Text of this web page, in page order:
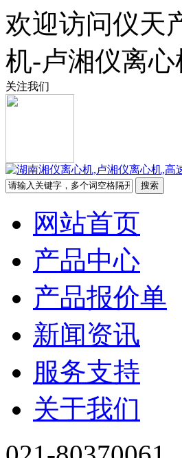
欢迎访问仪天
机-卢湘仪离心
关注我们
网站首页
产品中心
产品报价单
新闻资讯
服务支持
关于我们